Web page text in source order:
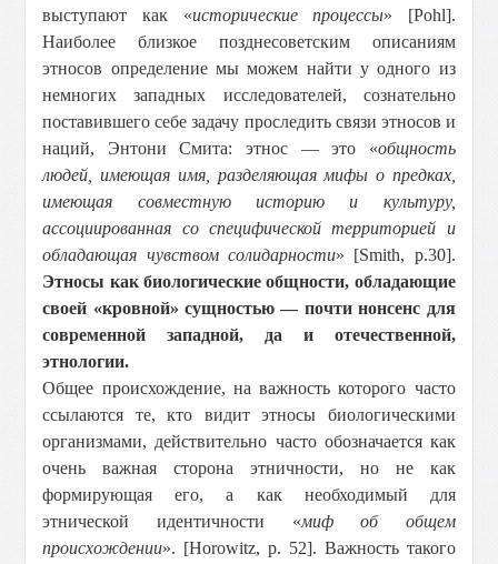
выступают как «исторические процессы» [Pohl].
Наиболее близкое позднесоветским описаниям
этносов определение мы можем найти у одного из
немногих западных исследователей, сознательно
поставившего себе задачу проследить связи этносов и
наций, Энтони Смита: этнос — это «общность
людей, имеющая имя, разделяющая мифы о предках,
имеющая совместную историю и культуру,
ассоциированная со специфической территорией и
обладающая чувством солидарности» [Smith, p.30].
Этносы как биологические общности, обладающие
своей «кровной» сущностью — почти нонсенс для
современной западной, да и отечественной,
этнологии.
Общее происхождение, на важность которого часто
ссылаются те, кто видит этносы биологическими
организмами, действительно часто обозначается как
очень важная сторона этничности, но не как
формирующая его, а как необходимый для
этнической идентичности «миф об общем
происхождении». [Horowitz, p. 52]. Важность такого